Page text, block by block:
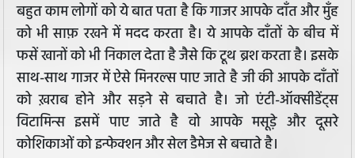
बहुत काम लोगों को ये बात पता है कि गाजर आपके दाँत और मुँह
को भी साफ़ रखने में मदद करता है। ये आपके दाँतों के बीच में
फसें खानों को भी निकाल देता है जैसे कि टूथ ब्रश करता है। इसके
साथ-साथ गाजर में ऐसे मिनरल्स पाए जाते है जी की आपके दाँतों
को ख़राब होने और सड़ने से बचाते है। जो एंटी-ऑक्सीडेंट्स
विटामिन्स इसमें पाए जाते है वो आपके मसूड़े और दूसरे
कोशिकाओं को इन्फेक्शन और सेल डैमेज से बचाते है।